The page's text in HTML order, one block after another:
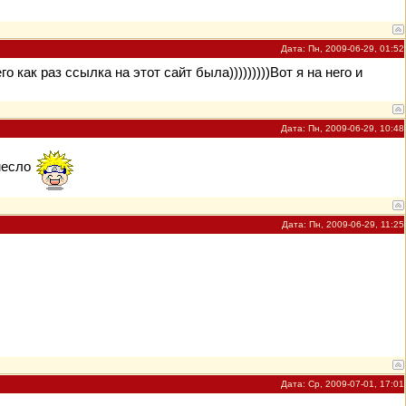
Дата: Пн, 2009-06-29, 01:52
как раз ссылка на этот сайт была)))))))))Вот я на него и
Дата: Пн, 2009-06-29, 10:48
Дата: Пн, 2009-06-29, 11:25
Дата: Ср, 2009-07-01, 17:01